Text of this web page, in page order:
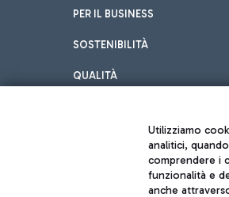
PER IL BUSINESS
SOSTENIBILITÀ
QUALITÀ
Utilizziamo
analitici,
comprendere i
funzionalità e
anche